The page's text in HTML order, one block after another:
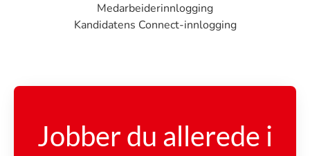
Medarbeiderinnlogging
Kandidatens Connect-innlogging
Jobber du allerede i